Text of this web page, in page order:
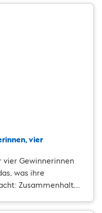
vier
Gewinnerinnen
was ihre
Zusammenhalt,
mal um